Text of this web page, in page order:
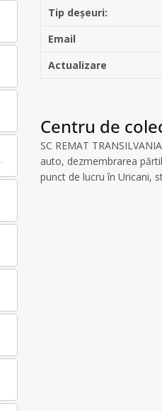
Tip deșeuri:
Email
Actualizare
Centru de
SC REMAT
auto, dezmembrarea
punct de lucru în Uricani,